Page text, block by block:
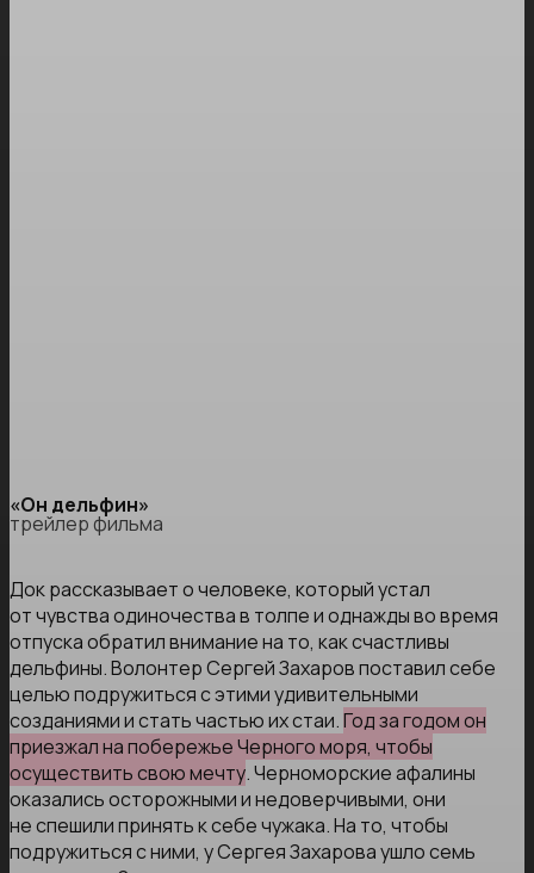
«Он дельфин»
трейлер фильма
Док рассказывает о человеке, который устал
от чувства одиночества в толпе и однажды во время
отпуска обратил внимание на то, как счастливы
дельфины. Волонтер Сергей Захаров поставил себе
целью подружиться с этими удивительными
созданиями и стать частью их стаи.Год за годом он
приезжал на побережье Черного моря, чтобы
осуществить свою мечту. Черноморские афалины
оказались осторожными и недоверчивыми, они
не спешили принять к себе чужака. На то, чтобы
подружиться с ними, у Сергея Захарова ушло семь